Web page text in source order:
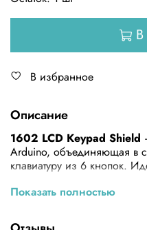
В избранное
Описание
1602 LCD Keypad Shield
Arduino, объединяющая в
клавиатуру из 6 кнопок.
проектов, в которых
датчиков и делать
использует только один
Показать полностью